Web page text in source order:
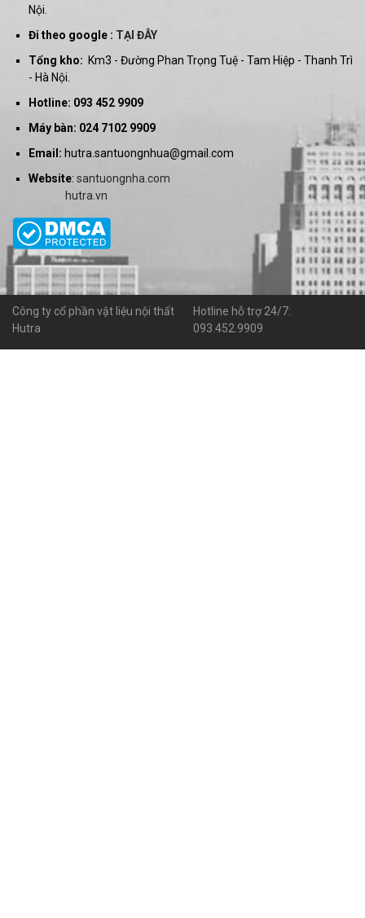
Nội.
Đi theo google : TẠI ĐÂY
Tổng kho: Km3 - Đường Phan Trọng Tuệ - Tam Hiệp - Thanh Trì
- Hà Nội.
Hotline: 093 452 9909
Máy bàn: 024 7102 9909
Email: hutra.santuongnhua@gmail.com
Website: santuongnha.com
hutra.vn
Công ty cổ phần vật liệu nội thất
Hutra
Hotline hỗ trợ 24/7:
093.452.9909